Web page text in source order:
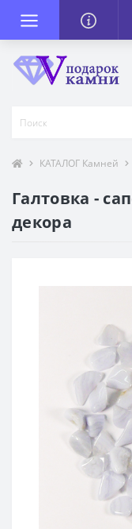
КАТАЛОГ Камней
Галтовка -
декора